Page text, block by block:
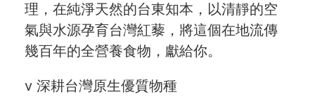
理，在純淨天然的台東知本，以清靜的空
氣與水源孕育台灣紅藜，將這個在地流傳
幾百年的全營養食物，獻給你。
v 深耕台灣原生優質物種